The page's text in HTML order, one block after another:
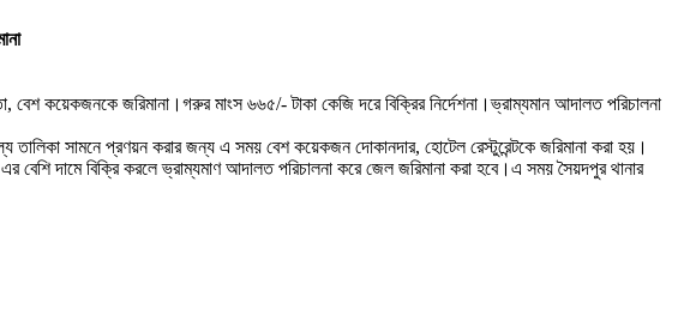
কয়েকজনকে জরিমানা।গরুর মাংস ৬৬৫/- টাকা কেজি দরে বিক্রির নির্দেশনা।ভ্রাম্যমান আদালত পরিচালনা
সামনে প্রণয়ন করার জন্য এ সময় বেশ কয়েকজন দোকানদার, হোটেল রেস্টুরেন্টকে জরিমানা করা হয়।
বেশি দামে বিক্রি করলে ভ্রাম্যমাণ আদালত পরিচালনা করে জেল জরিমানা করা হবে।এ সময় সৈয়দপুর থানার